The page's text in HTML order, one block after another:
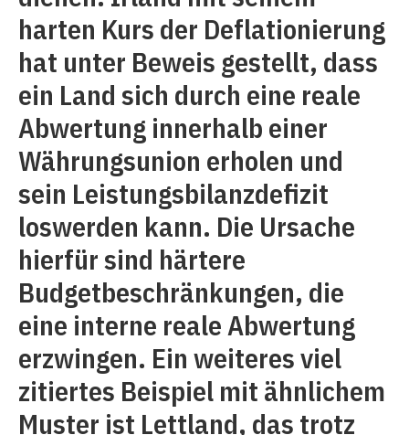
harten Kurs der Deflationierung
hat unter Beweis gestellt, dass
ein Land sich durch eine reale
Abwertung innerhalb einer
Währungsunion erholen und
sein Leistungsbilanzdefizit
loswerden kann. Die Ursache
hierfür sind härtere
Budgetbeschränkungen, die
eine interne reale Abwertung
erzwingen. Ein weiteres viel
zitiertes Beispiel mit ähnlichem
Muster ist Lettland, das trotz